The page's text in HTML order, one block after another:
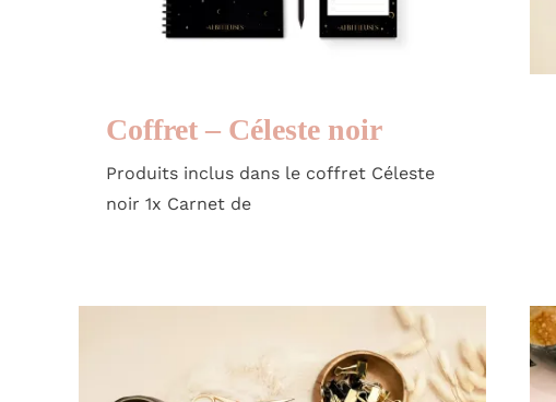
Coffret – Céleste noir
Produits inclus dans le coffret Céleste
noir 1x Carnet de